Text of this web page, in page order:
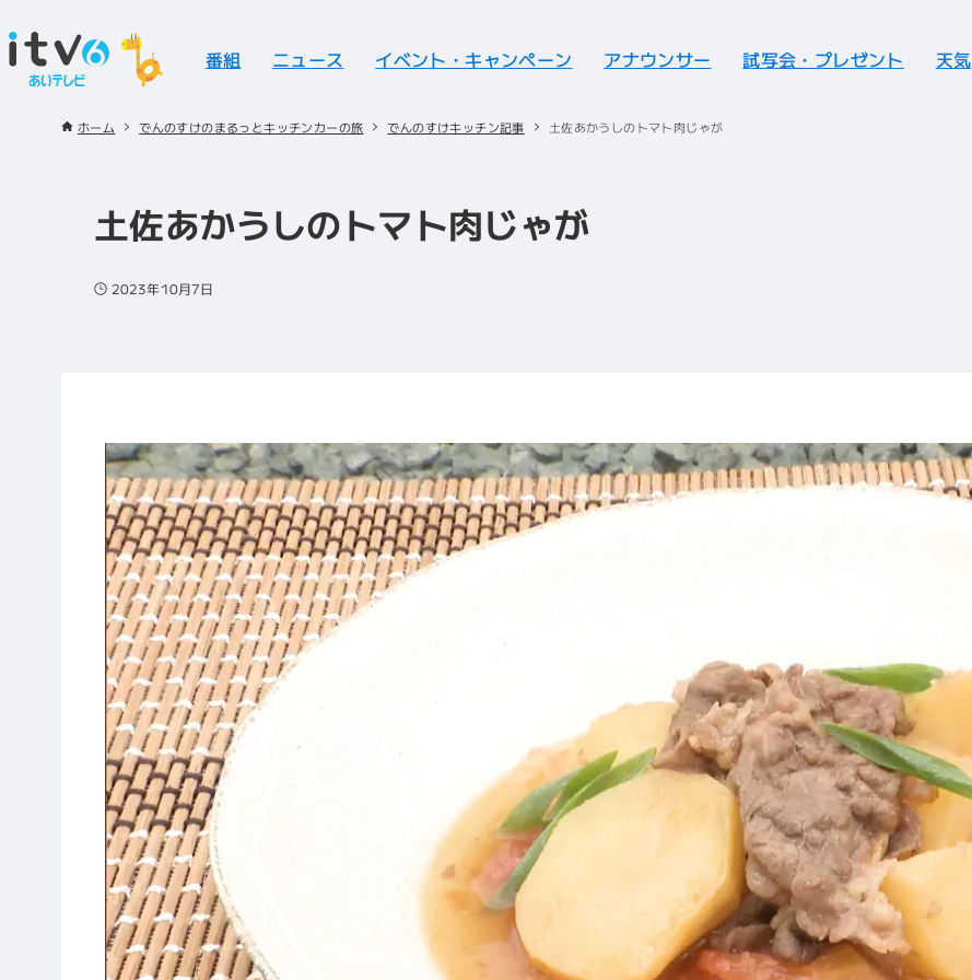
番組 ニュース イベント・キャンペーン アナウンサー 試写会・プレゼント 天気
ホーム でんのすけのまるっとキッチンカーの旅 でんのすけキッチン記事 土佐あかうしのトマト肉じゃが
土佐あかうしのトマト肉じゃが
2023年10月7日